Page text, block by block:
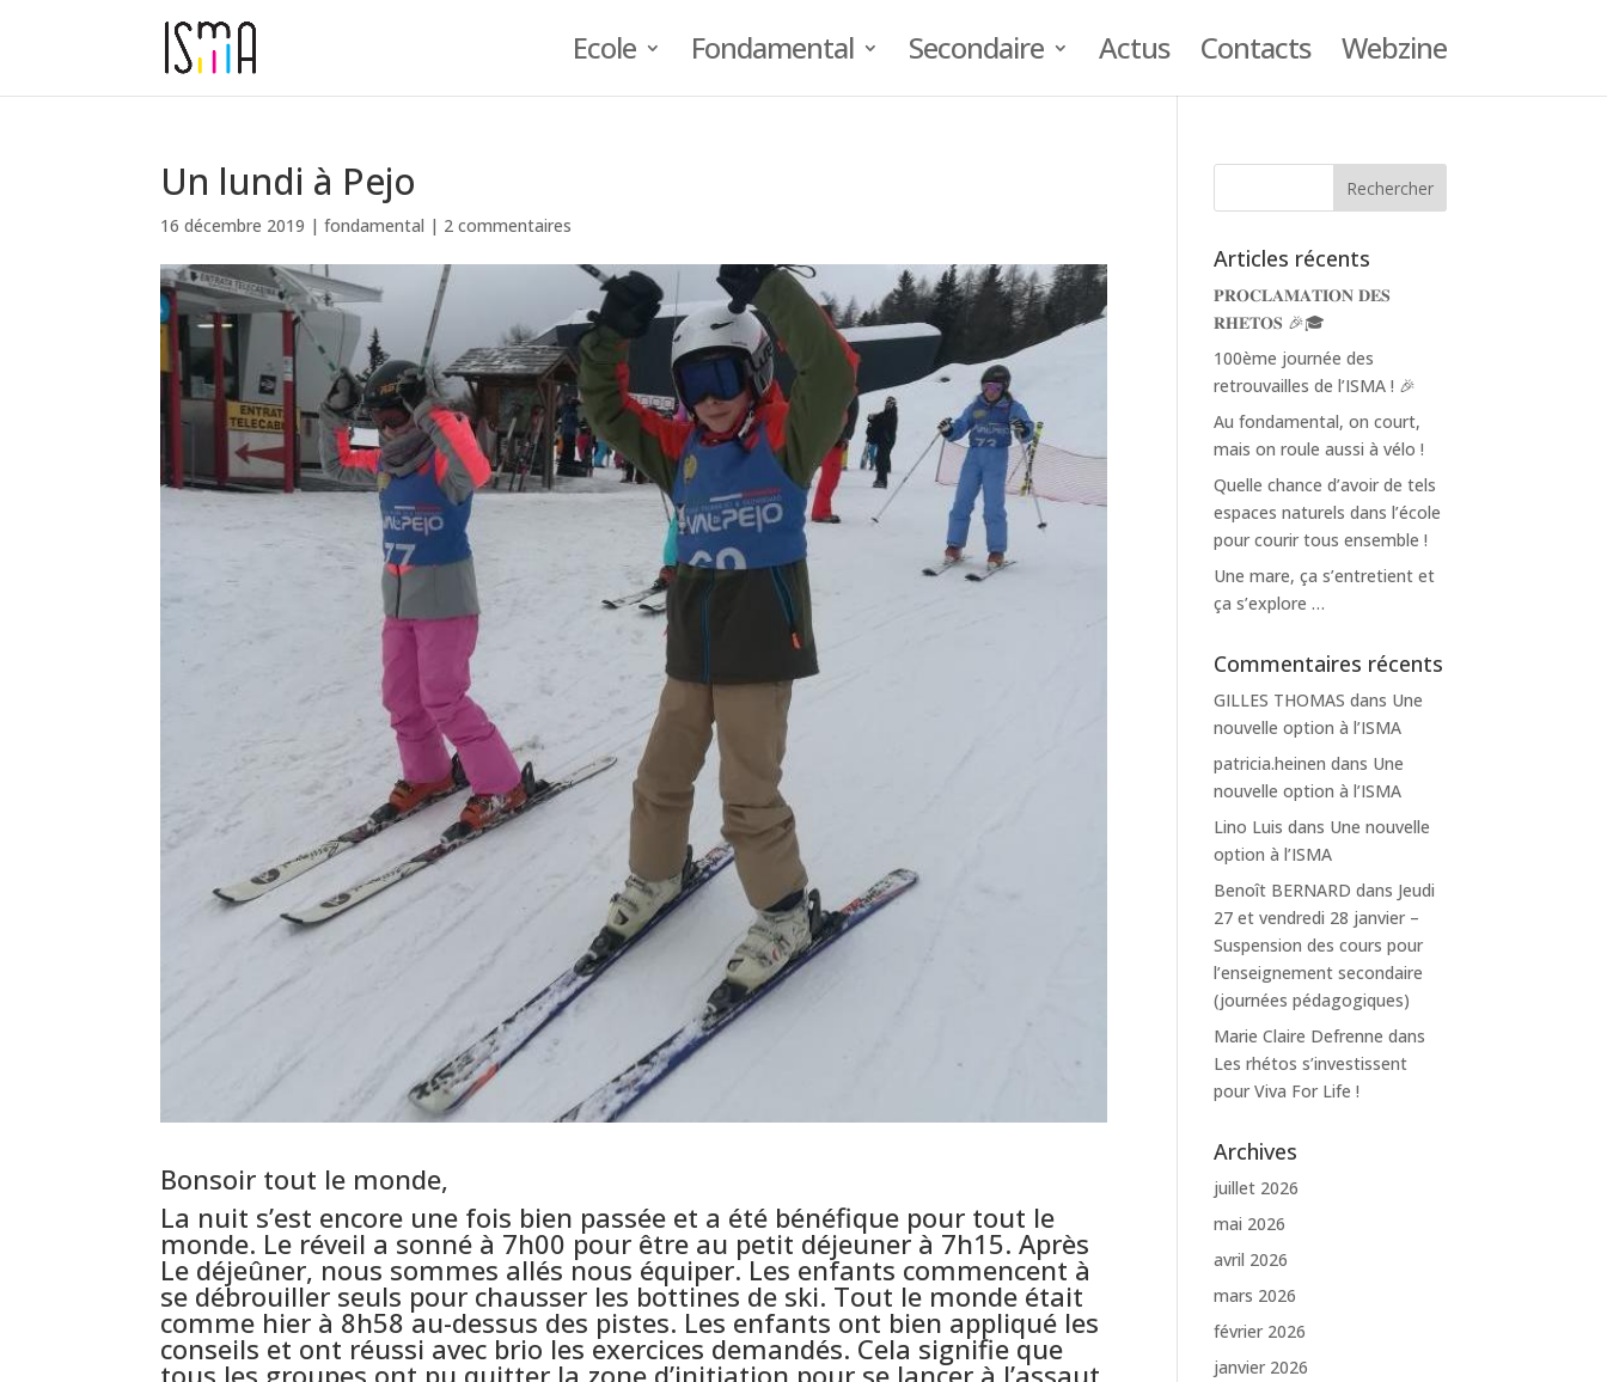
Ecole Fondamental Secondaire Actus Contacts Webzine
Un lundi à Pejo
16 décembre 2019 |fondamental | 2 commentaires
Bonsoir tout le monde,
La nuit s’est encore une fois bien passée et a été bénéfique pour tout le
monde. Le réveil a sonné à 7h00 pour être au petit déjeuner à 7h15. Après
Le déjeûner, nous sommes allés nous équiper. Les enfants commencent à
se débrouiller seuls pour chausser les bottines de ski. Tout le monde était
comme hier à 8h58 au-dessus des pistes. Les enfants ont bien appliqué les
conseils et ont réussi avec brio les exercices demandés. Cela signifie que
Articles récents
𝐏𝐑𝐎𝐂𝐋𝐀𝐌𝐀𝐓𝐈𝐎𝐍 𝐃𝐄𝐒
𝐑𝐇𝐄𝐓𝐎𝐒 🎉🎓
100ème journée des
retrouvailles de l’ISMA ! 🎉
Au fondamental, on court,
mais on roule aussi à vélo !
Quelle chance d’avoir de tels
espaces naturels dans l’école
pour courir tous ensemble !
Une mare, ça s’entretient et
ça s’explore …
Commentaires récents
GILLES THOMAS dans Une
nouvelle option à l’ISMA
patricia.heinen dans Une
nouvelle option à l’ISMA
Lino Luis dans Une nouvelle
option à l’ISMA
Benoît BERNARD dans Jeudi
27 et vendredi 28 janvier –
Suspension des cours pour
l’enseignement secondaire
(journées pédagogiques)
Marie Claire Defrenne dans
Les rhétos s’investissent
pour Viva For Life !
Archives
juillet 2026
mai 2026
avril 2026
mars 2026
février 2026
janvier 2026